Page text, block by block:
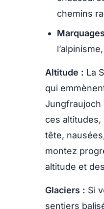
chemins
Altitude : La
qui
Jungfraujoch
ces
tête,
montez
altitude et
Glaciers : Si
sentiers